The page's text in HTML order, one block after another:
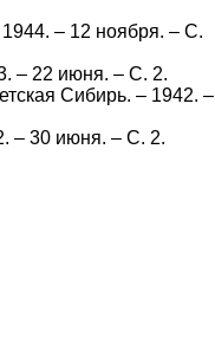
– 12 ноября. – С.
– 22 июня. – С. 2.
Сибирь. – 1942. –
– 30 июня. – С. 2.